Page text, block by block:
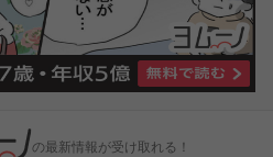
の最新情報が受け取れる！